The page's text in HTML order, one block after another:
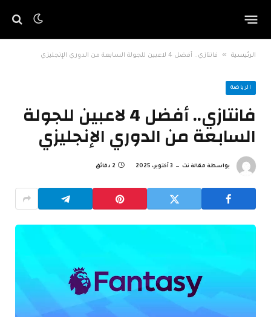
الرئيسية » فانتازي.. أفضل 4 لاعبين للجولة السابعة من الدوري الإنجليزي
الرياضة
فانتازي.. أفضل 4 لاعبين للجولة
السابعة من الدوري الإنجليزي
بواسطة مقالة نت 3 أكتوبر، 2025 2 دقائق